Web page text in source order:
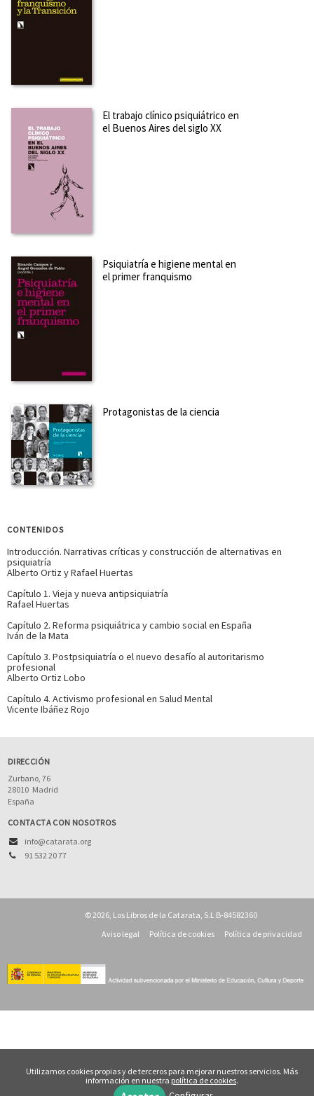
El trabajo clínico psiquiátrico en
el Buenos Aires del siglo XX
Psiquiatría e higiene mental en
el primer franquismo
Protagonistas de la ciencia
CONTENIDOS
Introducción. Narrativas críticas y construcción de alternativas en
psiquiatría
Alberto Ortiz y Rafael Huertas
Capítulo 1. Vieja y nueva antipsiquiatría
Rafael Huertas
Capítulo 2. Reforma psiquiátrica y cambio social en España
Iván de la Mata
Capítulo 3. Postpsiquiatría o el nuevo desafío al autoritarismo
profesional
Alberto Ortiz Lobo
Capítulo 4. Activismo profesional en Salud Mental
Vicente Ibáñez Rojo
DIRECCIÓN
Zurbano, 76
28010 Madrid
España
CONTACTA CON NOSOTROS
info@catarata.org
91 532 20 77
© 2026, Los Libros de la Catarata, S.L B-84582360
Aviso legal
Política de cookies Política de privacidad
Utilizamos cookies propias y de terceros para mejorar nuestros servicios. Más
información en nuestra política de cookies.